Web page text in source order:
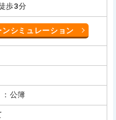
歩3分
ンシミュレーション
公簿